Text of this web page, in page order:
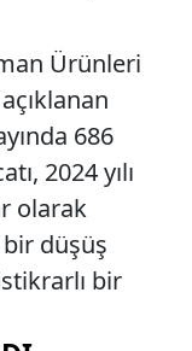
Ürünleri
686
2024 yılı
olarak
bir düşüş
bir